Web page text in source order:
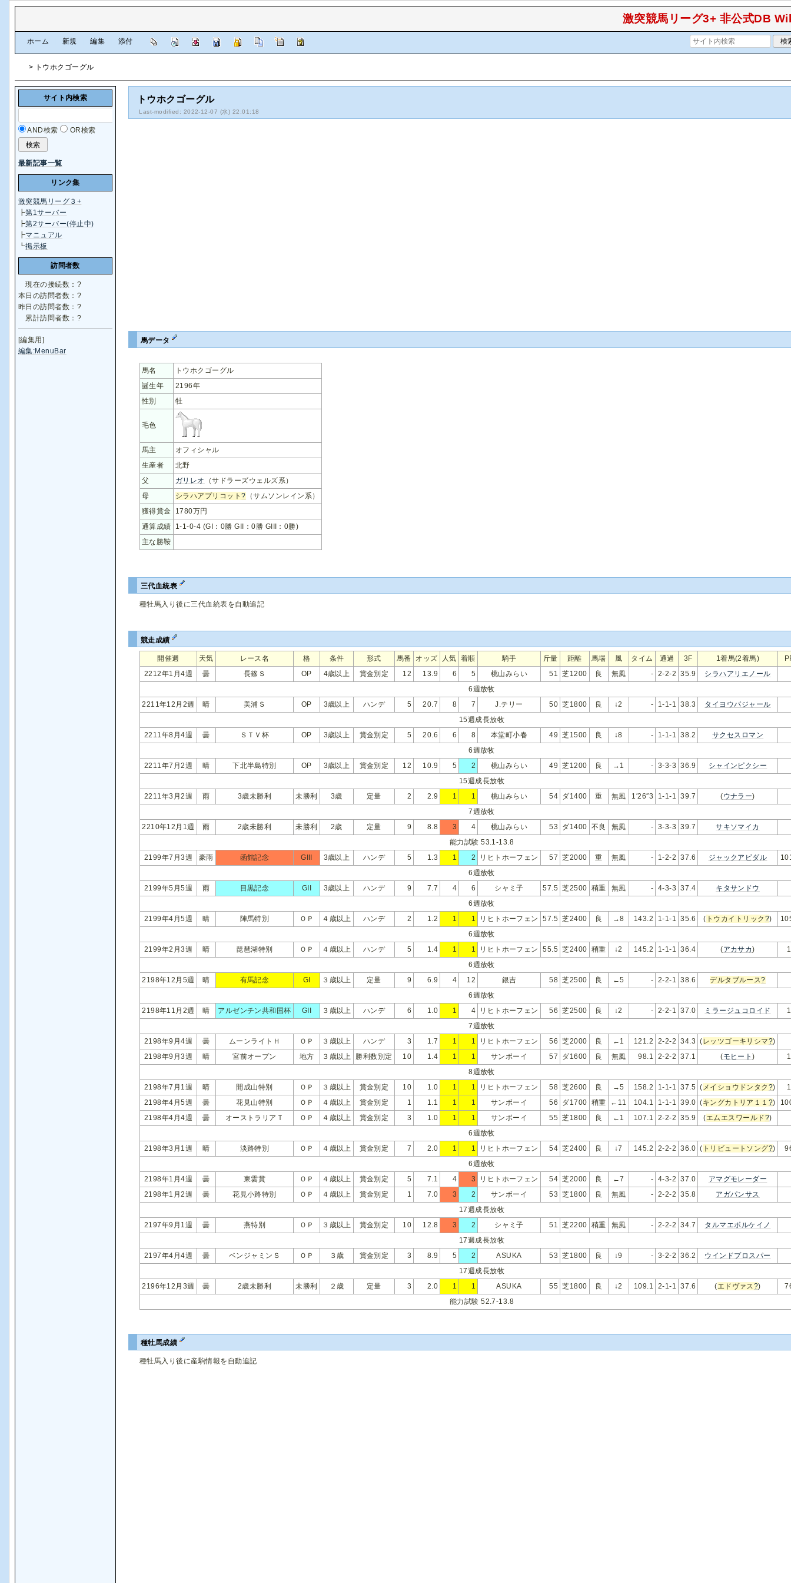
激突競馬リーグ3+ 非公式DB
ホーム 新規 編集 添付
> トウホクゴーグル
トウホクゴーグル
Last-modified: 2022-12-07 (水) 22:01:18
馬データ
馬名
トウホクゴーグル
誕生年
2196年
性別
牡
毛色
馬主
オフィシャル
生産者
北野
父
ガリレオ
（サドラーズウェルズ系）
母
シラハアプリコット? （サムソンレイン系）
獲得賞金
1780万円
通算成績
1-1-0-4 (GI：0勝 GII：0勝 GIII：0勝)
主な勝鞍
三代血統表
種牡馬入り後に三代血統表を自動追記
競走成績
開催週 天気 レース名 格 条件 形式 馬番 オッズ 人気 着順 騎手 斤量 距離 馬場 風 タイム 通過 3F 1着馬(2着馬)
2212年1月4週
曇 長篠Ｓ OP 4歳以上 賞金別定 12 13.9 6 5 桃山みらい 51 芝1200 良 無風 - 2-2-2 35.9
シラハアリエノール
6週放牧
2211年12月2週
晴 美浦Ｓ OP 3歳以上 ハンデ 5 20.7 8 7 J.テリー 50 芝1800 良 ↓2 - 1-1-1 38.3
タイヨウパジャール
15週成長放牧
2211年8月4週
曇 ＳＴＶ杯 OP 3歳以上 賞金別定 5 20.6 6 8 本堂町小春 49 芝1500 良 ↓8 - 1-1-1 38.2
サクセスロマン
6週放牧
2211年7月2週
晴 下北半島特別 OP 3歳以上 賞金別定 12 10.9 5 2 桃山みらい 49 芝1200 良 →1 - 3-3-3 36.9
シャインピクシー
15週成長放牧
2211年3月2週
雨 3歳未勝利 未勝利 3歳 定量 2 2.9 1 1 桃山みらい 54 ダ1400 重 無風 1′26″3 1-1-1 39.7 (ウナラー)
7週放牧
2210年12月1週
雨 2歳未勝利 未勝利 2歳 定量 9 8.8 3 4 桃山みらい 53 ダ1400 不良 無風 - 3-3-3 39.7
サキソマイカ
能力試験 53.1-13.8
2199年7月3週
豪雨 函館記念 GIII 3歳以上 ハンデ 5 1.3 1 2 リヒトホーフェン 57 芝2000 重 無風 - 1-2-2 37.6 ジャックアビダル
6週放牧
2199年5月5週
雨 目黒記念 GII 3歳以上 ハンデ 9 7.7 4 6 シャミ子 57.5 芝2500 稍重 無風 - 4-3-3 37.4
キタサンドウ
6週放牧
2199年4月5週
晴 陣馬特別 ＯＰ ４歳以上 ハンデ 2 1.2 1 1 リヒトホーフェン 57.5 芝2400 良 →8 143.2 1-1-1 35.6 ( トウカイトリック ?)
6週放牧
2199年2月3週
晴 琵琶湖特別 ＯＰ ４歳以上 ハンデ 5 1.4 1 1 リヒトホーフェン 55.5 芝2400 稍重 ↓2 145.2 1-1-1 36.4 (アカサカ)
6週放牧
2198年12月5週
晴 有馬記念 GI ３歳以上 定量 9 6.9 4 12 銀吉 58 芝2500 良 ←5 - 2-2-1 38.6 デルタブルース?
6週放牧
2198年11月2週
晴 アルゼンチン共和国杯 GII ３歳以上 ハンデ 6 1.0 1 4 リヒトホーフェン 56 芝2500 良 ↓2 - 2-2-1 37.0 ミラージュコロイド
7週放牧
2198年9月4週
曇 ムーンライトＨ ＯＰ ３歳以上 ハンデ 3 1.7 1 1 リヒトホーフェン 56 芝2000 良 ←1 121.2 2-2-2 34.3 (レッツゴーキリシマ?)
2198年9月3週
晴 宮前オープン 地方 ３歳以上 勝利数別定 10 1.4 1 1 サンボーイ 57 ダ1600 良 無風 98.1 2-2-2 37.1 (モヒート)
8週放牧
2198年7月1週
晴 開成山特別 ＯＰ ３歳以上 賞金別定 10 1.0 1 1 リヒトホーフェン 58 芝2600 良 →5 158.2 1-1-1 37.5 ( メイショウドンタク ?)
2198年4月5週
曇 花見山特別 ＯＰ ４歳以上 賞金別定 1 1.1 1 1 サンボーイ 56 ダ1700 稍重 ←11 104.1 1-1-1 39.0 (キングカトリア１１ ?)
2198年4月4週
曇 オーストラリアＴ ＯＰ ４歳以上 賞金別定 3 1.0 1 1 サンボーイ 55 芝1800 良 ←1 107.1 2-2-2 35.9 (エムエスワールド?)
6週放牧
2198年3月1週
晴 淡路特別 ＯＰ ４歳以上 賞金別定 7 2.0 1 1 リヒトホーフェン 54 芝2400 良 ↓7 145.2 2-2-2 36.0 ( トリビュートソング?)
6週放牧
2198年1月4週
曇 東雲賞 ＯＰ ４歳以上 賞金別定 5 7.1 4 3 リヒトホーフェン 54 芝2000 良 ←7 - 4-3-2 37.0
アマグモレーダー
2198年1月2週
曇 花見小路特別 ＯＰ ４歳以上 賞金別定 1 7.0 3 2 サンボーイ 53 芝1800 良 無風 - 2-2-2 35.8
アガパンサス
17週成長放牧
2197年9月1週
曇 燕特別 ＯＰ ３歳以上 賞金別定 10 12.8 3 2 シャミ子 51 芝2200 稍重 無風 - 2-2-2 34.7
タルマエボルケイノ
17週成長放牧
2197年4月4週
曇 ベンジャミンＳ ＯＰ ３歳 賞金別定 3 8.9 5 2 ASUKA 53 芝1800 良 ↓9 - 3-2-2 36.2
ウインドプロスパー
17週成長放牧
2196年12月3週
曇 2歳未勝利 未勝利 ２歳 定量 3 2.0 1 1 ASUKA 55 芝1800 良 ↓2 109.1 2-1-1 37.6 (エドヴァス?)
能力試験 52.7-13.8
種牡馬成績
種牡馬入り後に産駒情報を自動追記
サイト内検索
AND検索 OR検索
最新記事一覧
リンク集
激突競馬リーグ３+
┣第1サーバー
┣第2サーバー(停止中)
┣マニュアル
┗掲示板
訪問者数
現在の接続数： ?
本日の訪問者数： ?
昨日の訪問者数： ?
累計訪問者数： ?
[編集用]
編集:MenuBar